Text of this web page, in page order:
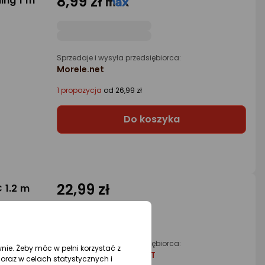
Sprzedaje i wysyła przedsiębiorca:
Morele.net
1 propozycja od 26,99 zł
Do koszyka
1.2 m 22,99 zł
Sprzedaje i wysyła przedsiębiorca:
HURTOWNIA GIGAHURT
Żeby móc w pełni korzystać z
w celach statystycznych i